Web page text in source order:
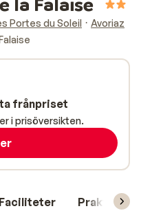
Portes du Soleil
Avoriaz
Faciliteter Praktisk
frånpriset
i prisöversikten.